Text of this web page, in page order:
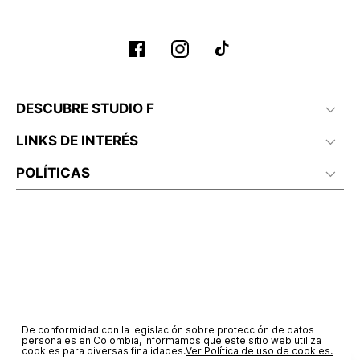
DESCUBRE STUDIO F
LINKS DE INTERÉS
POLÍTICAS
De conformidad con la legislación sobre protección de datos
personales en Colombia, informamos que este sitio web utiliza
cookies para diversas finalidades.Ver Política de uso de cookies.